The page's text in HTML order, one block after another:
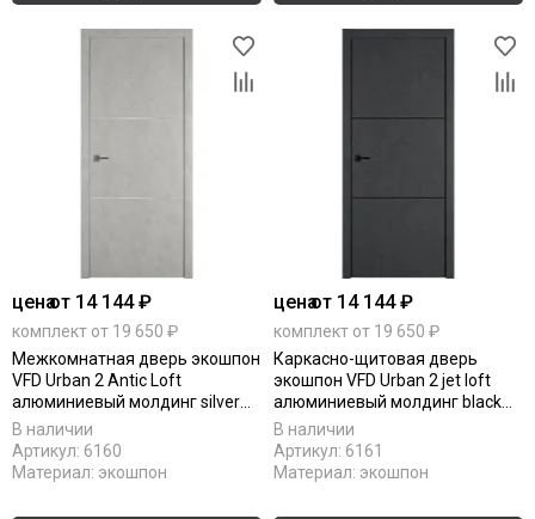
ценаот 14 144 ₽
комплект от 19 650 ₽
Межкомнатная дверь экошпон
VFD Urban 2 Antic Loft
алюминиевый молдинг silver
mould
В наличии
Артикул: 6160
Материал: экошпон
ценаот 14 144 ₽
комплект от 19 650 ₽
Каркасно-щитовая дверь
экошпон VFD Urban 2 jet loft
алюминиевый молдинг black
mould
В наличии
Артикул: 6161
Материал: экошпон